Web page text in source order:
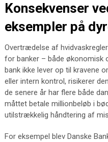
Konsekvenser
eksempler på
Overtrædelse af
for banker – både
bank ikke lever op til kravene
eller intern kontrol, risikerer
de senere år har flere både
måttet betale millionbeløb i
utilstrækkelig håndtering af
For eksempel blev Danske